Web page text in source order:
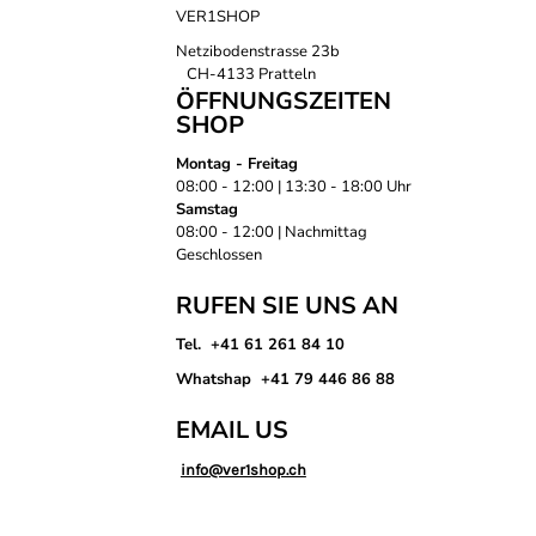
VER1SHOP
Netzibodenstrasse 23b
CH-4133 Pratteln
ÖFFNUNGSZEITEN
SHOP
Montag - Freitag
08:00 - 12:00 | 13:30 - 18:00 Uhr
Samstag
08:00 - 12:00 | Nachmittag
Geschlossen
RUFEN SIE UNS AN
Tel. +41 61 261 84 10
Whatshap +41 79 446 86 88
EMAIL US
info@ver1shop.ch